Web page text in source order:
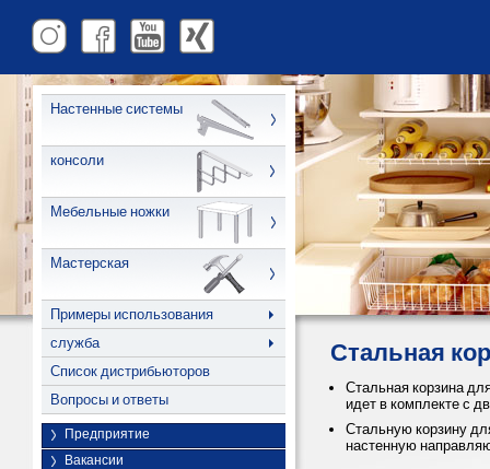
Настенные системы
консоли
Мебельные ножки
Мастерская
Примеры использования
служба
Список дистрибьюторов
Вопросы и ответы
Предприятие
Вакансии
Стальная
Стальная корзина
идет в комплекте с
Стальную корзину
настенную